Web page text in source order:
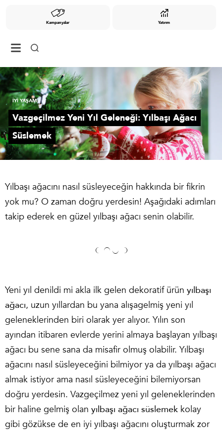
Kampanyalar Yatırım
İYİ YAŞAM
Vazgeçilmez Yeni Yıl Geleneği: Yılbaşı Ağacı
Süslemek
Yılbaşı ağacını nasıl süsleyeceğin hakkında bir fikrin
yok mu? O zaman doğru yerdesin! Aşağıdaki adımları
takip ederek en güzel yılbaşı ağacı senin olabilir.
Yeni yıl denildi mi akla ilk gelen dekoratif ürün yılbaşı
ağacı, uzun yıllardan bu yana alışagelmiş yeni yıl
geleneklerinden biri olarak yer alıyor. Yılın son
ayından itibaren evlerde yerini almaya başlayan yılbaşı
ağacı bu sene sana da misafir olmuş olabilir. Yılbaşı
ağacını nasıl süsleyeceğini bilmiyor ya da yılbaşı ağacı
almak istiyor ama nasıl süsleyeceğini bilemiyorsan
doğru yerdesin. Vazgeçilmez yeni yıl geleneklerinden
bir haline gelmiş olan yılbaşı ağacı süslemek kolay
gibi gözükse de en iyi yılbaşı ağacını oluşturmak zor